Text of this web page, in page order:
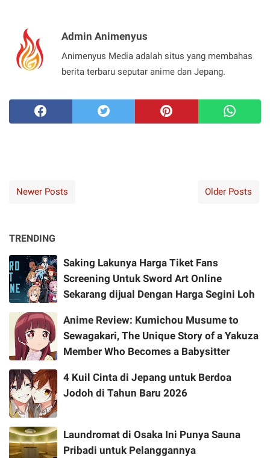
Admin Animenyus
Animenyus Media adalah situs yang membahas
berita terbaru seputar anime dan Jepang.
Newer Posts Older Posts
TRENDING
Saking Lakunya Harga Tiket Fans
Screening Untuk Sword Art Online
Sekarang dijual Dengan Harga Segini Loh
Anime Review: Kumichou Musume to
Sewagakari, The Unique Story of a Yakuza
Member Who Becomes a Babysitter
4 Kuil Cinta di Jepang untuk Berdoa
Jodoh di Tahun Baru 2026
Laundromat di Osaka Ini Punya Sauna
Pribadi untuk Pelanggannya